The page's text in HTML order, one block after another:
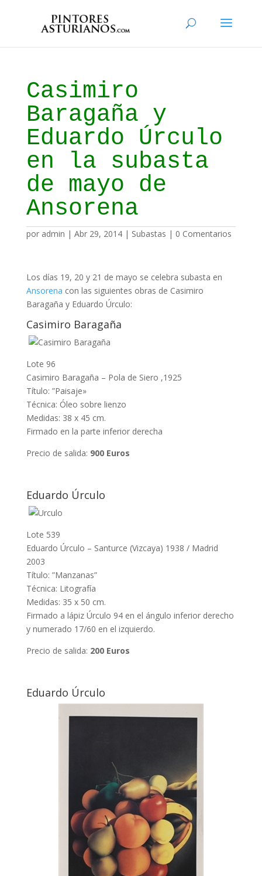
Casimiro
Baragaña y
Eduardo Úrculo
en la subasta
de mayo de
Ansorena
por admin | Abr 29, 2014| Subastas | 0 Comentarios
Los días 19, 20 y 21 de mayo se celebra subasta en
Ansorena con las siguientes obras de Casimiro
Baragaña y Eduardo Úrculo:
Casimiro Baragaña
Lote 96
Casimiro Baragaña – Pola de Siero ,1925
Título: ”Paisaje»
Técnica: Óleo sobre lienzo
Medidas: 38 x 45 cm.
Firmado en la parte inferior derecha
Precio de salida: 900 Euros
Eduardo Úrculo
Lote 539
Eduardo Úrculo – Santurce (Vizcaya) 1938 / Madrid
2003
Título: ”Manzanas”
Técnica: Litografía
Medidas: 35 x 50 cm.
Firmado a lápiz Úrculo 94 en el ángulo inferior derecho
y numerado 17/60 en el izquierdo.
Precio de salida: 200 Euros
Eduardo Úrculo